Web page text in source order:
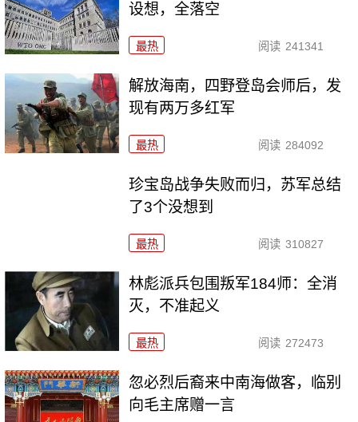
设想，全落空
最热 阅读 241341
解放海南，四野登岛会师后，发
现有两万多红军
最热 阅读 284092
珍宝岛战争失败而归，苏军总结
了3个没想到
最热 阅读 310827
林彪派兵包围叛军184师：全消
灭，不准起义
最热 阅读 272473
忽必烈后裔来中南海做客，临别
向毛主席赠一言